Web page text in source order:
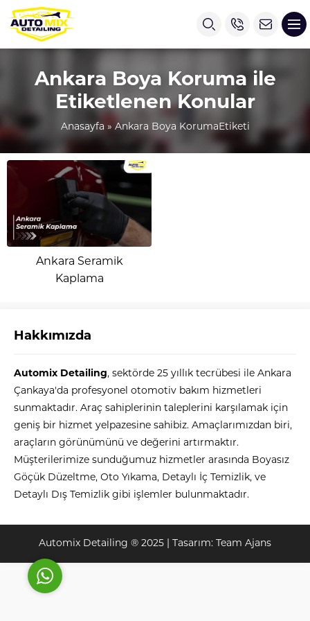
Ankara Boya Koruma ile
Etiketlenen Konular
Anasayfa » Ankara Boya KorumaEtiketi
Ankara Seramik
Kaplama
Hakkımızda
Automix Detailing, sektörde 25 yıllık tecrübesi ile Ankara
Çankaya'da profesyonel otomotiv bakım hizmetleri
sunmaktadır. Araç sahiplerinin taleplerini karşılamak için
geniş bir hizmet yelpazesine sahibiz. Amaçlarımızdan biri,
araçların görünümünü ve değerini artırmaktır.
Müşterilerimize sunduğumuz hizmetler arasında Boyasız
Göçük Düzeltme, Oto Yıkama, Detaylı İç Temizlik, ve
Detaylı Dış Temizlik gibi işlemler bulunmaktadır.
Automix Detailing ® 2025 | Tasarım: Team Ajans
Automix